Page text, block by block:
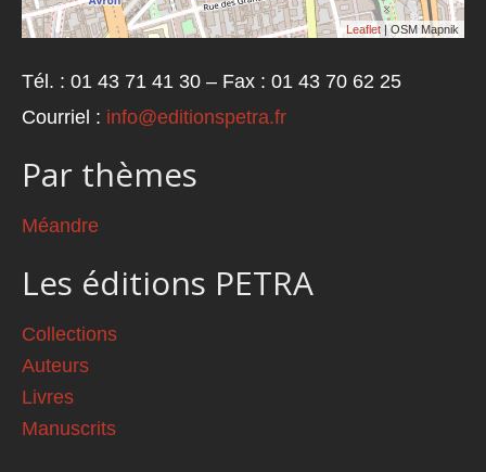
Leaflet | OSM Mapnik
Tél. : 01 43 71 41 30 – Fax : 01 43 70 62 25
Courriel : info@editionspetra.fr
Par thèmes
Méandre
Les éditions PETRA
Collections
Auteurs
Livres
Manuscrits